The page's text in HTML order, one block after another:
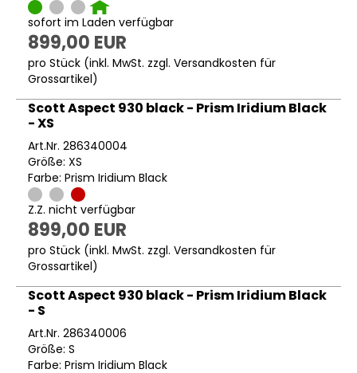
sofort im Laden verfügbar
899,00 EUR
pro Stück (inkl. MwSt. zzgl. Versandkosten für
Grossartikel)
Scott Aspect 930 black - Prism Iridium Black
- XS
Art.Nr. 286340004
Größe: XS
Farbe: Prism Iridium Black
Z.Z. nicht verfügbar
899,00 EUR
pro Stück (inkl. MwSt. zzgl. Versandkosten für
Grossartikel)
Scott Aspect 930 black - Prism Iridium Black
- S
Art.Nr. 286340006
Größe: S
Farbe: Prism Iridium Black